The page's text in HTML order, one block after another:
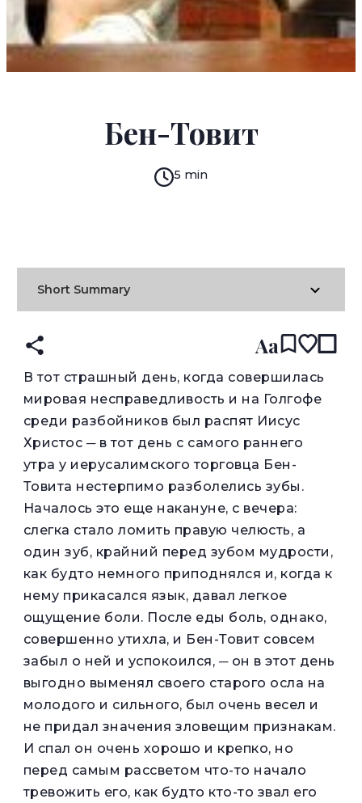
Бен-Товит
5 min
Short Summary
Aa
В тот страшный день, когда совершилась
мировая несправедливость и на Голгофе
среди разбойников был распят Иисус
Христос ─ в тот день с самого раннего
утра у иерусалимского торговца Бен-
Товита нестерпимо разболелись зубы.
Началось это еще накануне, с вечера:
слегка стало ломить правую челюсть, а
один зуб, крайний перед зубом мудрости,
как будто немного приподнялся и, когда к
нему прикасался язык, давал легкое
ощущение боли. После еды боль, однако,
совершенно утихла, и Бен-Товит совсем
забыл о ней и успокоился, ─ он в этот день
выгодно выменял своего старого осла на
молодого и сильного, был очень весел и
не придал значения зловещим признакам.
И спал он очень хорошо и крепко, но
перед самым рассветом что-то начало
тревожить его, как будто кто-то звал его